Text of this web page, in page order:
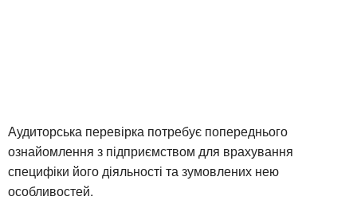
Аудиторська перевірка потребує попереднього
ознайомлення з підприємством для врахування
специфіки його діяльності та зумовлених нею
особливостей.